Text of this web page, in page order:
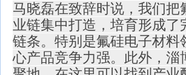
马晓磊在致辞时说，我们
业链集中打造，培育形成
链条。特别是氟硅电子材
心产品竞争力强。此外，